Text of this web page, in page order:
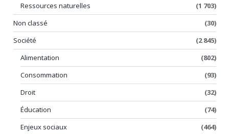
Ressources naturelles
(1 703)
Non classé
(30)
Société
(2 845)
Alimentation
(802)
Consommation
(93)
Droit
(32)
Éducation
(74)
Enjeux sociaux
(464)